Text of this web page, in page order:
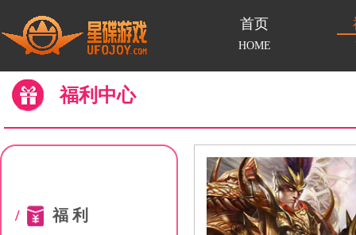
首页
HOME
福利中心
福利
/